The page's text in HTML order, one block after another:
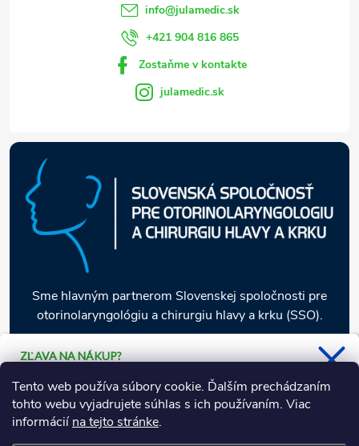
Tento web používa súbory cookie. Ďalším prechádzaním
tohto webu vyjadrujete súhlas s ich používaním. Viac
informáciína tejto stránke.
Sme hlavným partnerom Slovenskej spoločnosti pre
otorinolaryngológiu a chirurgiu hlavy a krku (SSO).
Informácie pre vás
Naša ponuka
info@julamedic.sk
+421 904 816 865
Zostaňme v kontakte
julamedic.sk
ZĽAVA NA NÁKUP?
newsletteru a 5 % zľava je Vaša.